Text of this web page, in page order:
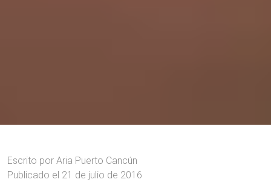
Escrito por Aria Puerto Cancún
Publicado el 21 de julio de 2016